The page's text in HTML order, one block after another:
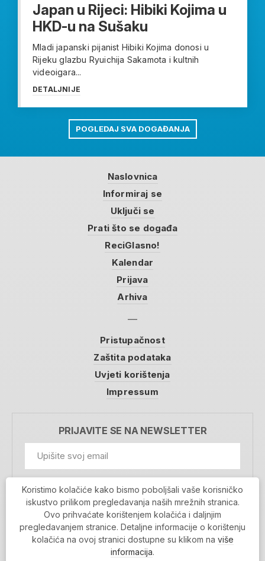
Japan u Rijeci: Hibiki Kojima u
HKD-u na Sušaku
Mladi japanski pijanist Hibiki Kojima donosi u
Rijeku glazbu Ryuichija Sakamota i kultnih
videoigara...
DETALJNIJE
POGLEDAJ SVA DOGAĐANJA
Naslovnica
Informiraj se
Uključi se
Prati što se događa
ReciGlasno!
Kalendar
Prijava
Arhiva
Pristupačnost
Zaštita podataka
Uvjeti korištenja
Impressum
PRIJAVITE SE NA NEWSLETTER
Prihvaćam da se moji podaci spremaju u bazu
podataka i koriste u svrhu slanja MojaRijeka
newslettera
MOJARIJEKA NEWSLETTER
PRIJAVI SE
Koristimo kolačiće kako bismo poboljšali vaše korisničko
iskustvo prilikom pregledavanja naših mrežnih stranica.
Ovo prihvaćate korištenjem kolačića i daljnjim
pregledavanjem stranice. Detaljne informacije o korištenju
kolačića na ovoj stranici dostupne su klikom na više
informacija.